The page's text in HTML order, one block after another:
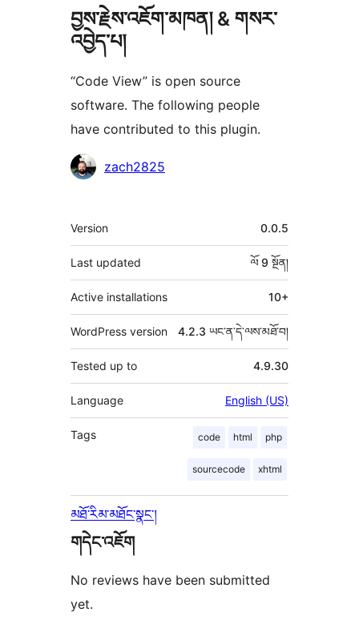
བྱས་རྗེས་འཇོག་མཁན། & གསར་
འབྱེད་པ།
“Code View” is open source
software. The following people
have contributed to this plugin.
བྱས་
མཁན།
zach2825
ཟུར་
བརྗོད།
Version 0.0.5
Last updated ལོ 9 སྔོན།
Active installations 10+
WordPress version 4.2.3 ཡང་ན་དེ་ལས་མཐོ་བ།
Tested up to 4.9.30
Language English (US)
Tags code html php
sourcecode xhtml
མཐོ་རིམ་མཐོང་སྣང་།
གདེང་འཇོག
No reviews have been submitted
yet.